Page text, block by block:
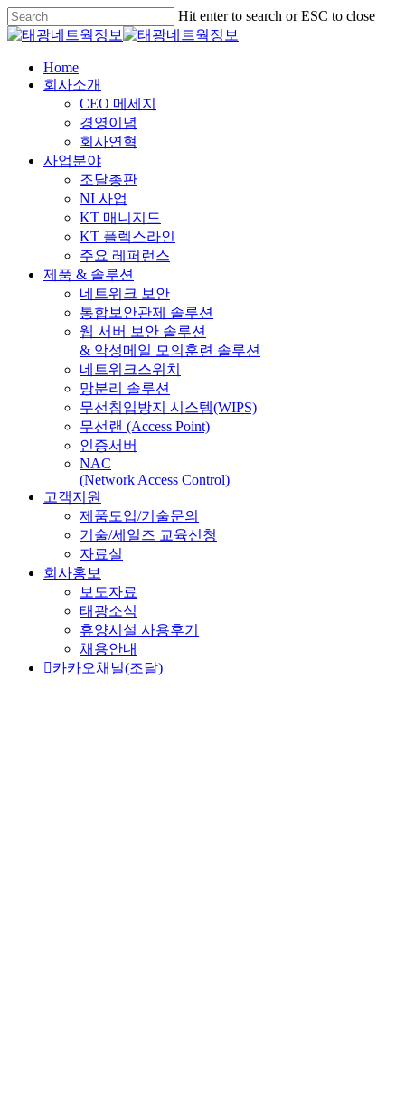
Skip
to
main
content
Hit enter to search or ESC to close
Close
Menu
Home
회사소개
CEO 메세지
경영이념
회사연혁
사업분야
조달총판
NI 사업
KT 매니지드
KT 플렉스라인
주요 레퍼런스
제품 & 솔루션
네트워크 보안
통합보안관제 솔루션
웹 서버 보안 솔루션
& 악성메일 모의훈련 솔루션
네트워크스위치
망분리 솔루션
무선침입방지 시스템(WIPS)
무선랜 (Access Point)
인증서버
NAC
(Network Access Control)
고객지원
제품도입/기술문의
기술/세일즈 교육신청
자료실
회사홍보
보도자료
태광소식
휴양시설 사용후기
채용안내
카카오채널(조달)